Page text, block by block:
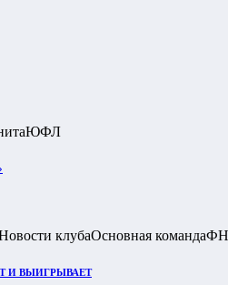
ЮФЛ
клубаОсновная команда
И ВЫИГРЫВАЕТ